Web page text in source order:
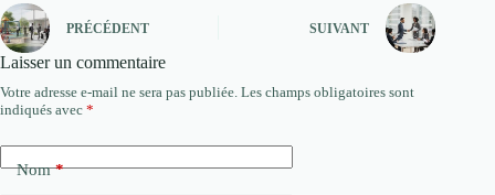
PRÉCÉDENT SUIVANT
Laisser un commentaire
Votre adresse e-mail ne sera pas publiée. Les champs obligatoires sont
indiqués avec *
Nom*